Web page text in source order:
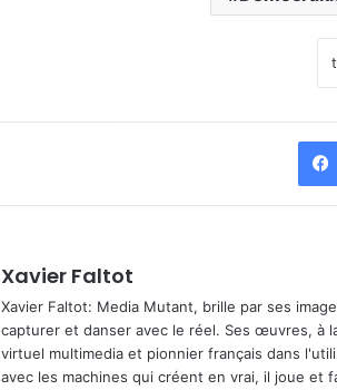
Xavier Faltot
Xavier Faltot: Media Mutant, brille par ses
capturer et danser avec le réel. Ses œuvres, à
virtuel multimedia et pionnier français dans
avec les machines qui créent en vrai, il joue et